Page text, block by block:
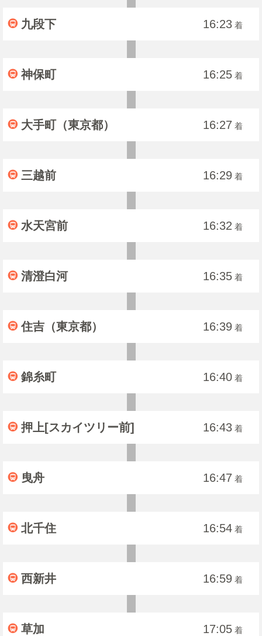
九段下 16:23 着
神保町 16:25 着
大手町（東京都） 16:27 着
三越前 16:29 着
水天宮前 16:32 着
清澄白河 16:35 着
住吉（東京都） 16:39 着
錦糸町 16:40 着
押上[スカイツリー前] 16:43 着
曳舟 16:47 着
北千住 16:54 着
西新井 16:59 着
草加 17:05 着